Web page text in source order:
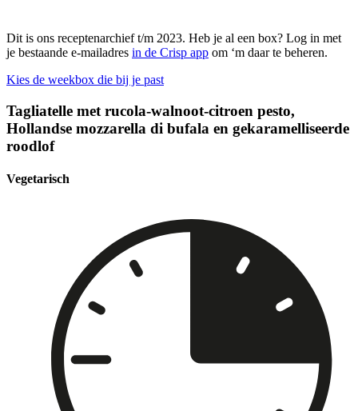
Dit is ons receptenarchief t/m 2023. Heb je al een box? Log in met
je bestaande e-mailadres in de Crisp app om ‘m daar te beheren.
Kies de weekbox die bij je past
Tagliatelle met rucola-walnoot-citroen pesto,
Hollandse mozzarella di bufala en gekaramelliseerde
roodlof
Vegetarisch